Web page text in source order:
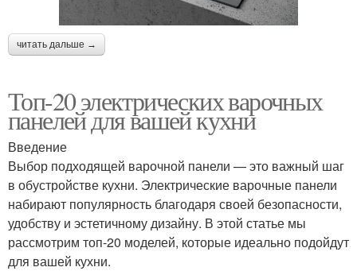
читать дальше →
Топ-20 электрических варочных
панелей для вашей кухни
Введение
Выбор подходящей варочной панели — это важный шаг
в обустройстве кухни. Электрические варочные панели
набирают популярность благодаря своей безопасности,
удобству и эстетичному дизайну. В этой статье мы
рассмотрим топ-20 моделей, которые идеально подойдут
для вашей кухни.